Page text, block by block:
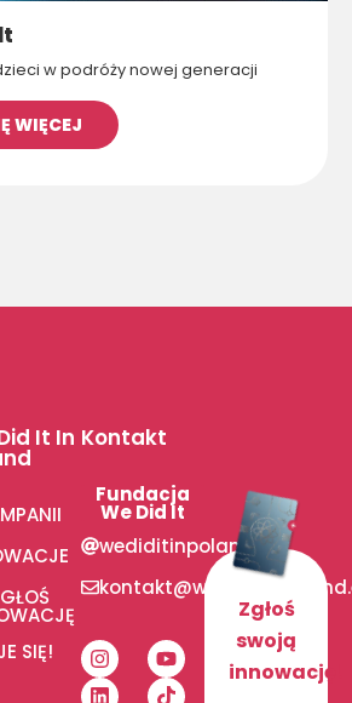
w podróży nowej generacji
WIĘCEJ
It In
SIĘ!
Kontakt
Fundacja
We Did It
wediditinpoland
Zgłoś
swoją
innowację!